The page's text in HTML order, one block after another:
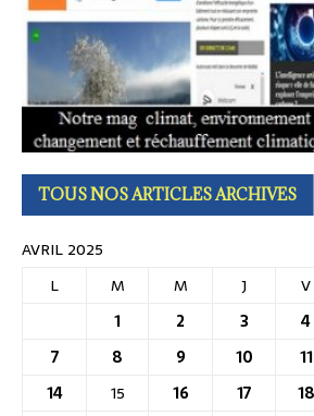
TOUS NOS ARTICLES ARCHIVES
AVRIL 2025
L
M M J V
1
2 3 4
7
8 9 10 11
14
15 16 17 18